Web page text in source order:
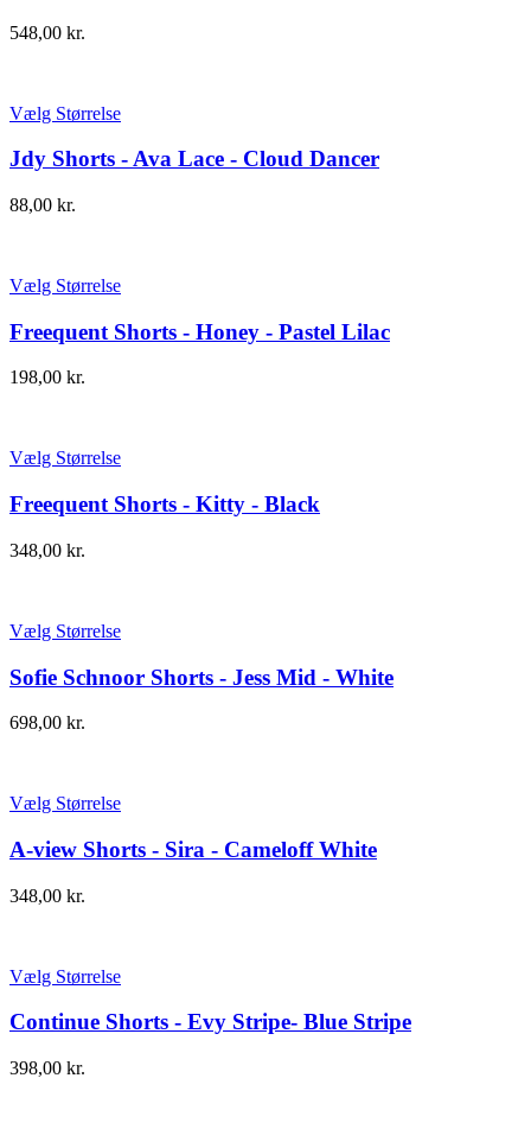
548,00 kr.
Vælg Størrelse
Jdy Shorts - Ava Lace - Cloud Dancer
88,00 kr.
Vælg Størrelse
Freequent Shorts - Honey - Pastel Lilac
198,00 kr.
Vælg Størrelse
Freequent Shorts - Kitty - Black
348,00 kr.
Vælg Størrelse
Sofie Schnoor Shorts - Jess Mid - White
698,00 kr.
Vælg Størrelse
A-view Shorts - Sira - Cameloff White
348,00 kr.
Vælg Størrelse
Continue Shorts - Evy Stripe- Blue Stripe
398,00 kr.